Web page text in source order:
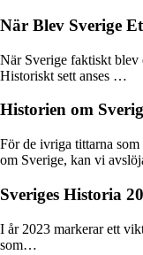
När Blev Sverige
När Sverige faktiskt blev
Historiskt sett anses …
Historien om
För de ivriga tittarna
om Sverige, kan vi
Sveriges Historia
I år 2023 markerar ett
som…